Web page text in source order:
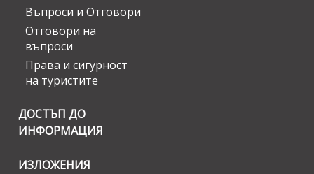
Въпроси и Отговори
Отговори на
въпроси
Права и сигурност
на туристите
ДОСТЪП ДО
ИНФОРМАЦИЯ
ИЗЛОЖЕНИЯ